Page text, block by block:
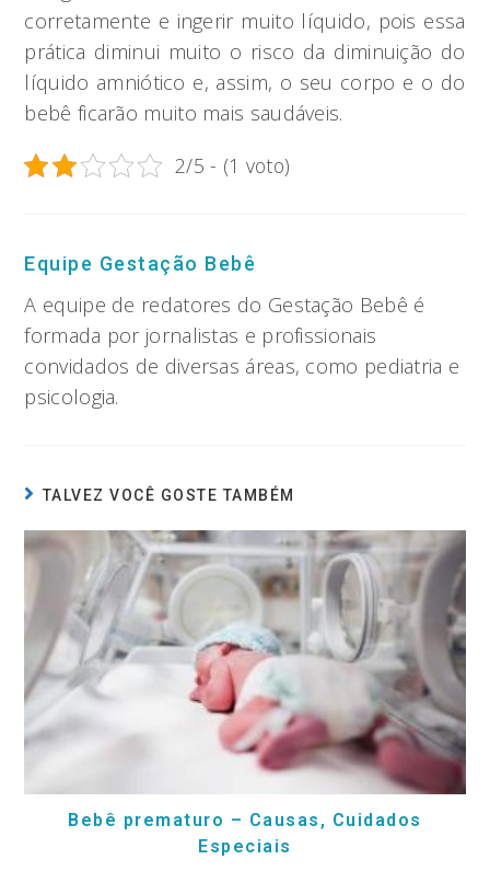
corretamente e ingerir muito líquido, pois essa
prática diminui muito o risco da diminuição do
líquido amniótico e, assim, o seu corpo e o do
bebê ficarão muito mais saudáveis.
2/5 - (1 voto)
Equipe Gestação Bebê
A equipe de redatores do Gestação Bebê é
formada por jornalistas e profissionais
convidados de diversas áreas, como pediatria e
psicologia.
TALVEZ VOCÊ GOSTE TAMBÉM
Bebê prematuro – Causas, Cuidados
Especiais